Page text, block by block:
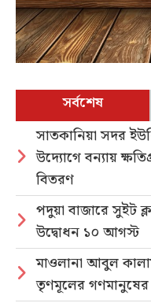
সর্বশেষ
সাতকানিয়া সদর
উদ্যোগে বন্যায়
বিতরণ
পদুয়া বাজারে সুইট
উদ্বোধন ১০ আগস্ট
মাওলানা আবুল
তৃণমূলের গণমানুষের